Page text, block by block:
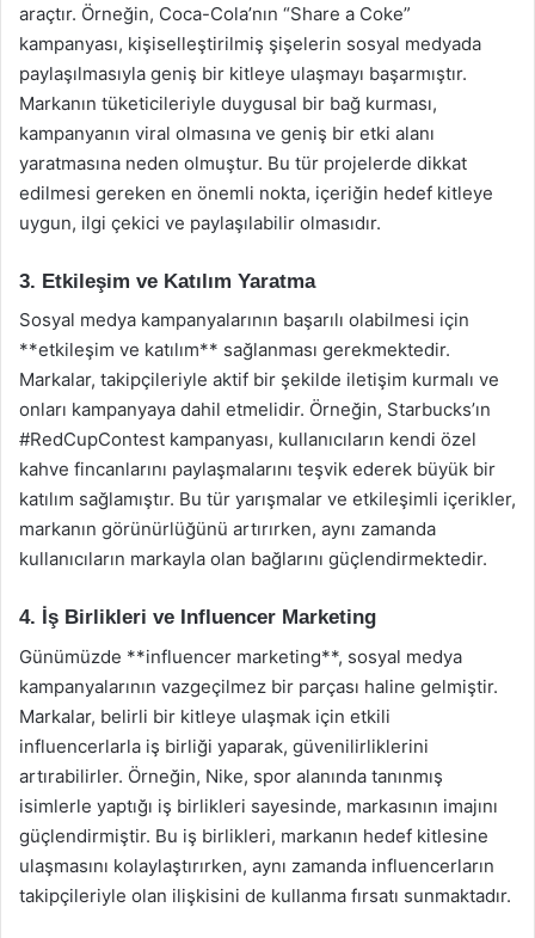
araçtır. Örneğin, Coca-Cola’nın “Share a Coke”
kampanyası, kişiselleştirilmiş şişelerin sosyal medyada
paylaşılmasıyla geniş bir kitleye ulaşmayı başarmıştır.
Markanın tüketicileriyle duygusal bir bağ kurması,
kampanyanın viral olmasına ve geniş bir etki alanı
yaratmasına neden olmuştur. Bu tür projelerde dikkat
edilmesi gereken en önemli nokta, içeriğin hedef kitleye
uygun, ilgi çekici ve paylaşılabilir olmasıdır.
3. Etkileşim ve Katılım Yaratma
Sosyal medya kampanyalarının başarılı olabilmesi için
**etkileşim ve katılım** sağlanması gerekmektedir.
Markalar, takipçileriyle aktif bir şekilde iletişim kurmalı ve
onları kampanyaya dahil etmelidir. Örneğin, Starbucks’ın
#RedCupContest kampanyası, kullanıcıların kendi özel
kahve fincanlarını paylaşmalarını teşvik ederek büyük bir
katılım sağlamıştır. Bu tür yarışmalar ve etkileşimli içerikler,
markanın görünürlüğünü artırırken, aynı zamanda
kullanıcıların markayla olan bağlarını güçlendirmektedir.
4. İş Birlikleri ve Influencer Marketing
Günümüzde **influencer marketing**, sosyal medya
kampanyalarının vazgeçilmez bir parçası haline gelmiştir.
Markalar, belirli bir kitleye ulaşmak için etkili
influencerlarla iş birliği yaparak, güvenilirliklerini
artırabilirler. Örneğin, Nike, spor alanında tanınmış
isimlerle yaptığı iş birlikleri sayesinde, markasının imajını
güçlendirmiştir. Bu iş birlikleri, markanın hedef kitlesine
ulaşmasını kolaylaştırırken, aynı zamanda influencerların
takipçileriyle olan ilişkisini de kullanma fırsatı sunmaktadır.